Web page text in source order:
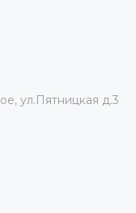
ул.Пятницкая д.3